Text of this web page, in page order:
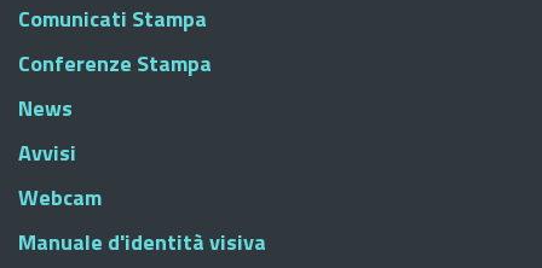
Comunicati Stampa
Conferenze Stampa
News
Avvisi
Webcam
Manuale d'identità visiva